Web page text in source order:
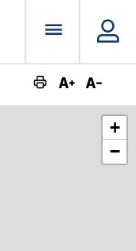
Menu
+
−